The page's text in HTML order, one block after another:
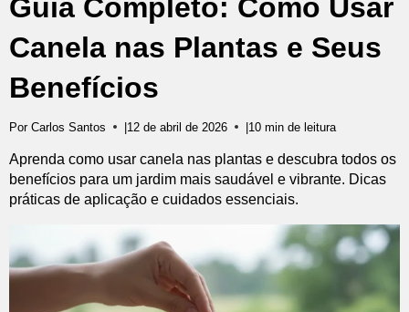
Guia Completo: Como Usar
Canela nas Plantas e Seus
Benefícios
Por Carlos Santos |12 de abril de 2026 |10 min de leitura
Aprenda como usar canela nas plantas e descubra todos os
benefícios para um jardim mais saudável e vibrante. Dicas
práticas de aplicação e cuidados essenciais.